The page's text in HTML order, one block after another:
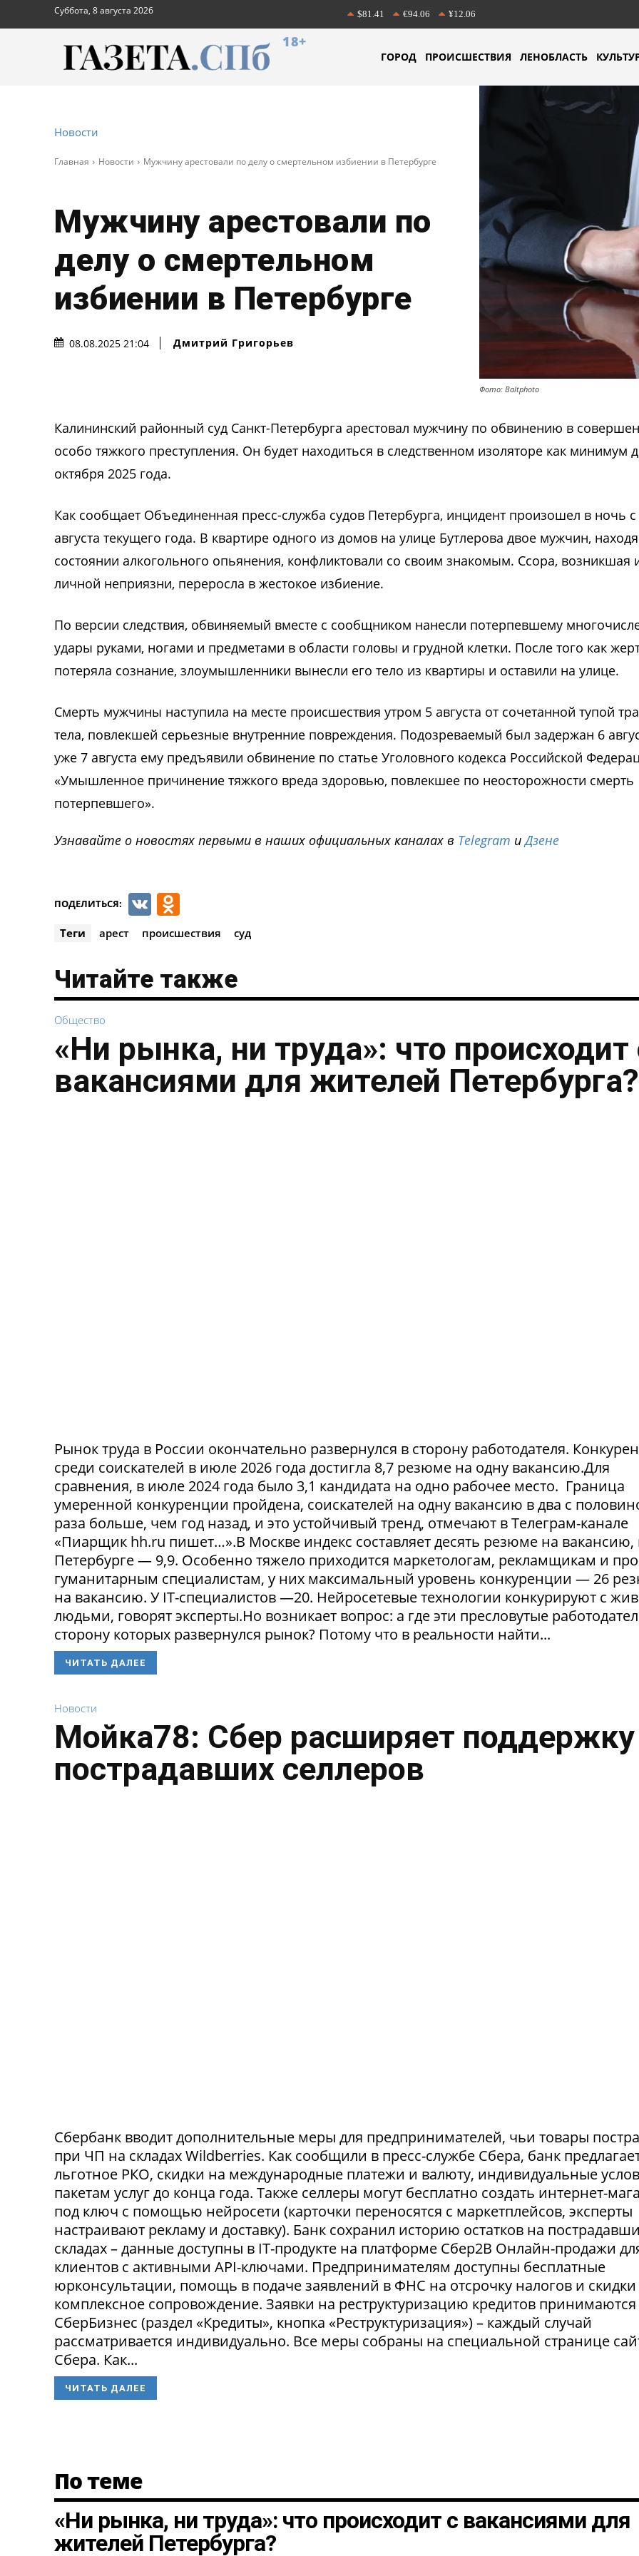
Суббота, 8 августа 2026 $81.41 €94.06 ¥12.06
18+
ГОРОД ПРОИСШЕСТВИЯ ЛЕНОБЛАСТЬ
Новости
Главная Новости Мужчину арестовали по делу о смертельном избиении в Петербурге
Мужчину арестовали по
делу о смертельном
избиении в Петербурге
08.08.2025 21:04 Дмитрий Григорьев
Фото: Baltphoto
Калининский районный суд Санкт-Петербурга арестовал мужчину по обвинению в
особо тяжкого преступления. Он будет находиться в следственном изоляторе как минимум
октября 2025 года.
Как сообщает Объединенная пресс-служба судов Петербурга, инцидент произошел в ночь с
августа текущего года. В квартире одного из домов на улице Бутлерова двое мужчин,
состоянии алкогольного опьянения, конфликтовали со своим знакомым. Ссора, возникшая
личной неприязни, переросла в жестокое избиение.
По версии следствия, обвиняемый вместе с сообщником нанесли потерпевшему
удары руками, ногами и предметами в области головы и грудной клетки. После того как
потеряла сознание, злоумышленники вынесли его тело из квартиры и оставили на улице.
Смерть мужчины наступила на месте происшествия утром 5 августа от сочетанной тупой
тела, повлекшей серьезные внутренние повреждения. Подозреваемый был задержан 6
уже 7 августа ему предъявили обвинение по статье Уголовного кодекса Российской
«Умышленное причинение тяжкого вреда здоровью, повлекшее по неосторожности смерть
потерпевшего».
Узнавайте о новостях первыми в наших официальных каналах в Telegram иДзене
ПОДЕЛИТЬСЯ: VK
Теги арест происшествия суд
Читайте также
Общество
«Ни рынка, ни труда»: что происходит
вакансиями для жителей Петербурга?
Рынок труда в России окончательно развернулся в сторону работодателя.
среди соискателей в июле 2026 года достигла 8,7 резюме на одну вакансию.Для
сравнения, в июле 2024 года было 3,1 кандидата на одно рабочее место. Граница
умеренной конкуренции пройдена, соискателей на одну вакансию в два с
раза больше, чем год назад, и это устойчивый тренд, отмечают в Телеграм-канале
«Пиарщик hh.ru пишет…».В Москве индекс составляет десять резюме на вакансию,
Петербурге — 9,9. Особенно тяжело приходится маркетологам, рекламщикам и
гуманитарным специалистам, у них максимальный уровень конкуренции — 26
на вакансию. У IT-специалистов —20. Нейросетевые технологии конкурируют с
людьми, говорят эксперты.Но возникает вопрос: а где эти пресловутые
сторону которых развернулся рынок? Потому что в реальности найти...
ЧИТАТЬ ДАЛЕЕ
Новости
Мойка78: Сбер расширяет поддержку
пострадавших селлеров
Сбербанк вводит дополнительные меры для предпринимателей, чьи товары
при ЧП на складах Wildberries. Как сообщили в пресс-службе Сбера, банк
льготное РКО, скидки на международные платежи и валюту, индивидуальные
пакетам услуг до конца года. Также селлеры могут бесплатно создать интернет-
под ключ с помощью нейросети (карточки переносятся с маркетплейсов, эксперты
настраивают рекламу и доставку). Банк сохранил историю остатков на
складах – данные доступны в IT-продукте на платформе Сбер2В Онлайн-продажи
клиентов с активными API-ключами. Предпринимателям доступны бесплатные
юрконсультации, помощь в подаче заявлений в ФНС на отсрочку налогов и
комплексное сопровождение. Заявки на реструктуризацию кредитов принимаются
СберБизнес (раздел «Кредиты», кнопка «Реструктуризация») – каждый случай
рассматривается индивидуально. Все меры собраны на специальной странице
Сбера. Как...
ЧИТАТЬ ДАЛЕЕ
По теме
«Ни рынка, ни труда»: что происходит с вакансиями для
жителей Петербурга?